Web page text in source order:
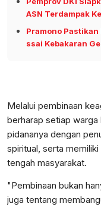
ASN Terdampak
Pramono Pastikan
ssai Kebakaran
Melalui pembinaan
berharap setiap warga
pidananya dengan
spiritual, serta
tengah masyarakat.
"Pembinaan bukan
juga tentang